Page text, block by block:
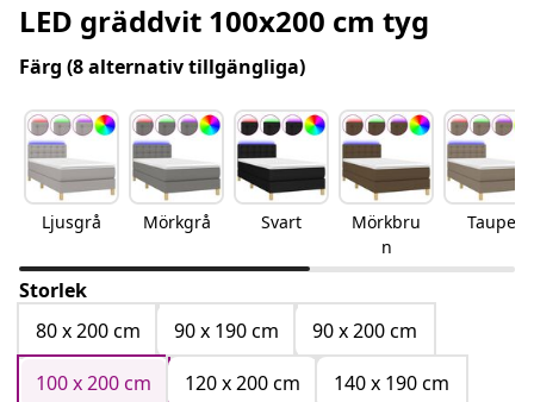
LED gräddvit 100x200 cm tyg
Färg (8 alternativ tillgängliga)
Ljusgrå Mörkgrå Svart
Mörkbru
n
Taupe
Storlek
80 x 200 cm
90 x 190 cm
90 x 200 cm
100 x 200 cm
120 x 200 cm
140 x 190 cm